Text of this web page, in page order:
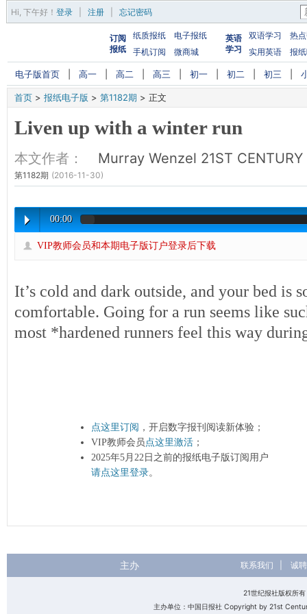
Hi, 下午好 ！ 登录 注册 忘记密码
订阅
报纸
纸质报纸
电子报纸
手机订阅
微商城
英语
学习
双语学习
热
实用英语
报
电子版首页 高一 高二 高三 初一 初二 初三
首页 > 报纸电子版 > 第1182期 > 正文
Liven up with a winter run
本文作者： Murray Wenzel 21ST CENTURY
第1182期 (2016-11-30)
00:00
VIP教师会员和本期电子版订户登录后下载
It’s cold and dark outside, and your bed is
comfortable. Going for a run seems like
most *hardened runners feel this way
点这里订阅 ，开启数字报刊阅读新体验；
VIP教师会员点这里激活 ；
2025年5月22日之前的报纸电子版订阅用户
请点这里登录。
主办 联系我们 诚
21世纪报社版权所
主办单位：中国日报社 Copyright by 21st